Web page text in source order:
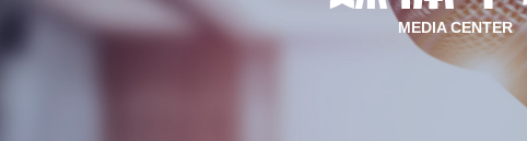
MEDIA CENTER